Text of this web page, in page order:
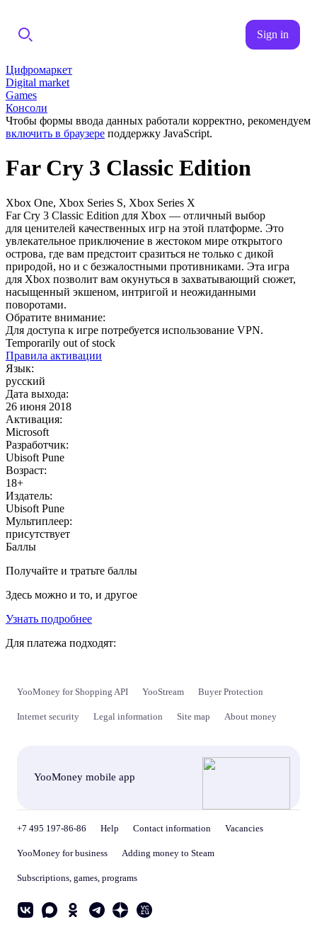
Sign in
Цифромаркет
Digital market
Games
Консоли
Чтобы формы ввода данных работали корректно, рекомендуем
включить в браузере поддержку JavaScript.
Far Cry 3 Classic Edition
Xbox One, Xbox Series S, Xbox Series X
Far Cry 3 Classic Edition для Xbox — отличный выбор
для ценителей качественных игр на этой платформе. Это
увлекательное приключение в жестоком мире открытого
острова, где вам предстоит сразиться не только с дикой
природой, но и с безжалостными противниками. Эта игра
для Xbox позволит вам окунуться в захватывающий сюжет,
насыщенный экшеном, интригой и неожиданными
поворотами.
Обратите внимание:
Для доступа к игре потребуется использование VPN.
Temporarily out of stock
Правила активации
Язык:
русский
Дата выхода:
26 июня 2018
Активация:
Microsoft
Разработчик:
Ubisoft Pune
Возраст:
18+
Издатель:
Ubisoft Pune
Мультиплеер:
присутствует
Баллы
Получайте и тратьте баллы
Здесь можно и то, и другое
Узнать подробнее
Для платежа подходят:
YooMoney for Shopping API YooStream Buyer Protection
Internet security Legal information Site map About money
YooMoney mobile app
+7 495 197-86-86 Help Contact information Vacancies
YooMoney for business Adding money to Steam
Subscriptions, games, programs